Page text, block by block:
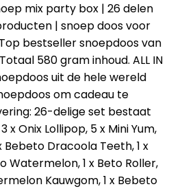
mix party box | 26 delen
| snoep doos voor
bestseller snoepdoos van
580 gram inhoud. ALL IN
uit de hele wereld
om cadeau te
26-delige set bestaat
x Onix Lollipop, 5 x Mini Yum,
Bebeto Dracoola Teeth, 1 x
Watermelon, 1 x Beto Roller,
Kauwgom, 1 x Bebeto